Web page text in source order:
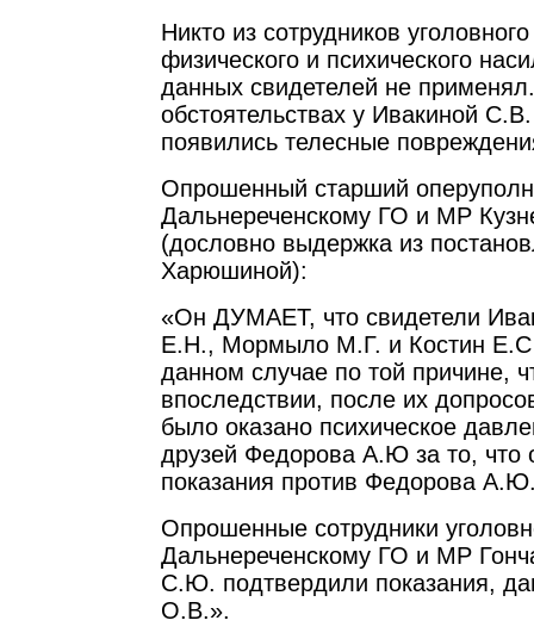
Никто из сотрудников
физического и психического
данных свидетелей не
обстоятельствах у Ивакиной
появились телесные
Опрошенный старший
Дальнереченскому ГО и МР
(дословно выдержка из
Харюшиной):
«Он ДУМАЕТ, что свидетели
Е.Н., Мормыло М.Г. и Костин Е.С
данном случае по той причине,
впоследствии, после их
было оказано психическое
друзей Федорова А.Ю за то, что
показания против Федорова
Опрошенные сотрудники
Дальнереченскому ГО и МР
С.Ю. подтвердили показания,
О.В.».